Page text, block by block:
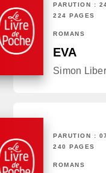
PARUTION :
224 PAGES
ROMANS
EVA
Simon
PARUTION :
240 PAGES
ROMANS